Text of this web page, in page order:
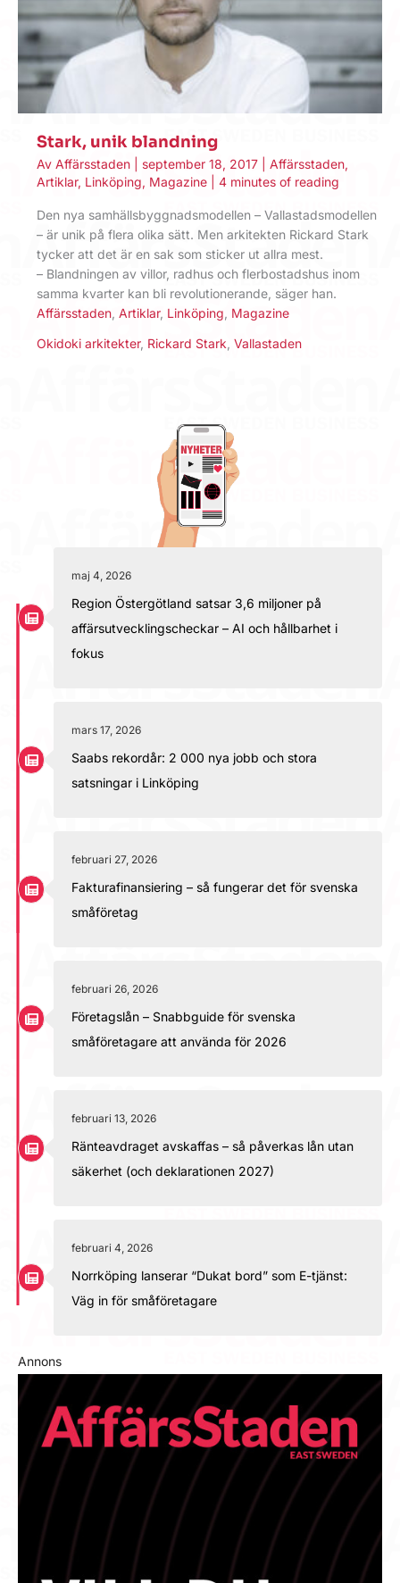
Stark, unik blandning
Av Affärsstaden september 18, 2017 Affärsstaden,
Artiklar, Linköping, Magazine 4 minutes of reading
Den nya samhällsbyggnadsmodellen – Vallastadsmodellen
– är unik på flera olika sätt. Men arkitekten Rickard Stark
tycker att det är en sak som sticker ut allra mest.
– Blandningen av villor, radhus och flerbostadshus inom
samma kvarter kan bli revolutionerande, säger han.
Affärsstaden Artiklar, Linköping Magazine
Okidoki arkitekter, Rickard Stark Vallastaden
maj 4, 2026
Region Östergötland satsar 3,6 miljoner på
affärsutvecklingscheckar – AI och hållbarhet i
fokus
mars 17, 2026
Saabs rekordår: 2 000 nya jobb och stora
satsningar i Linköping
februari 27, 2026
Fakturafinansiering – så fungerar det för svenska
småföretag
februari 26, 2026
Företagslån – Snabbguide för svenska
småföretagare att använda för 2026
februari 13, 2026
Ränteavdraget avskaffas – så påverkas lån utan
säkerhet (och deklarationen 2027)
februari 4, 2026
Norrköping lanserar “Dukat bord” som E-tjänst:
Väg in för småföretagare
Annons